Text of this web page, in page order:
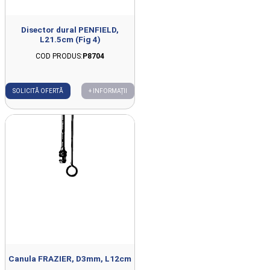
Disector dural PENFIELD,
L21.5cm (Fig 4)
COD PRODUS:P8704
SOLICITĂ OFERTĂ + INFORMAȚII
Canula FRAZIER, D3mm, L12cm